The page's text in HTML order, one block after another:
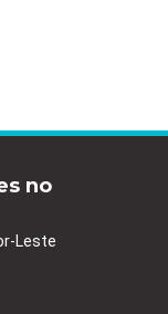
no
Leste